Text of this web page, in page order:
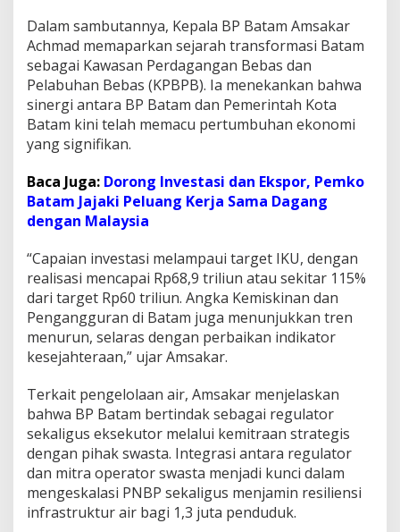
a
s
i
M
o
d
e
v
e
s
i
d
a
A
i
B
e
s
i
h
B
a
t
Dalam sambutannya, Kepala BP Batam Amsakar
Achmad memaparkan sejarah transformasi Batam
sebagai Kawasan Perdagangan Bebas dan
Pelabuhan Bebas (KPBPB). Ia menekankan bahwa
sinergi antara BP Batam dan Pemerintah Kota
Batam kini telah memacu pertumbuhan ekonomi
yang signifikan.
Baca Juga: Dorong Investasi dan Ekspor, Pemko
Batam Jajaki Peluang Kerja Sama Dagang
dengan Malaysia
“Capaian investasi melampaui target IKU, dengan
realisasi mencapai Rp68,9 triliun atau sekitar 115%
dari target Rp60 triliun. Angka Kemiskinan dan
Pengangguran di Batam juga menunjukkan tren
menurun, selaras dengan perbaikan indikator
kesejahteraan,” ujar Amsakar.
Terkait pengelolaan air, Amsakar menjelaskan
bahwa BP Batam bertindak sebagai regulator
sekaligus eksekutor melalui kemitraan strategis
dengan pihak swasta. Integrasi antara regulator
dan mitra operator swasta menjadi kunci dalam
mengeskalasi PNBP sekaligus menjamin resiliensi
infrastruktur air bagi 1,3 juta penduduk.